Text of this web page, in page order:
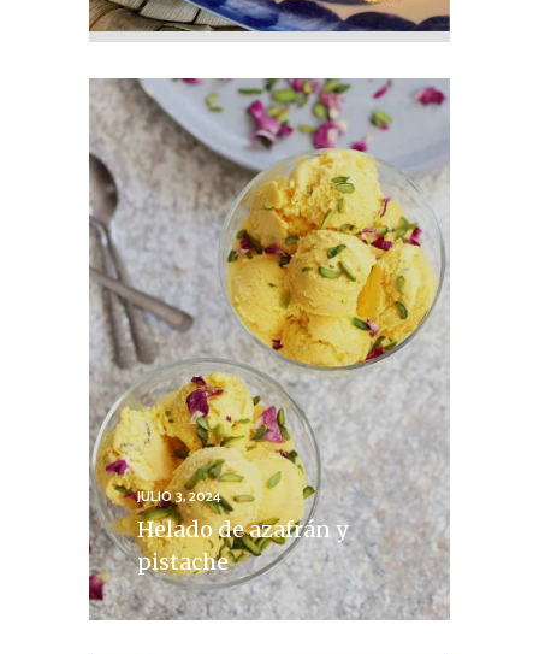
JULIO 3, 2024
Helado de azafrán y
pistache